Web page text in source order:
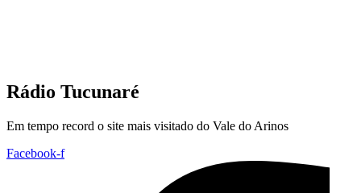
Rádio Tucunaré
Em tempo record o site mais visitado do Vale do Arinos
Facebook-f